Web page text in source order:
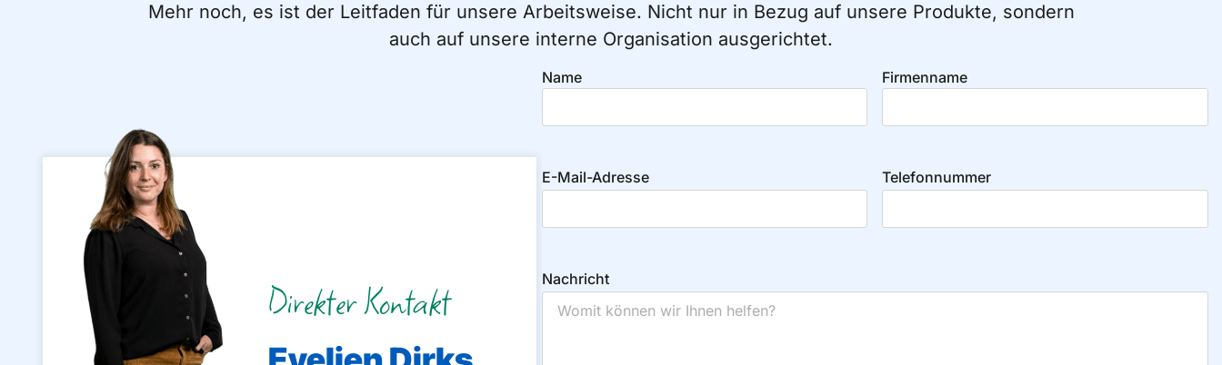
Mehr noch, es ist der Leitfaden für unsere Arbeitsweise. Nicht nur in Bezug auf unsere Produkte, sondern
auch auf unsere interne Organisation ausgerichtet.
Direkter Kontakt
Name Firmenname
E-Mail-Adresse Telefonnummer
Nachricht